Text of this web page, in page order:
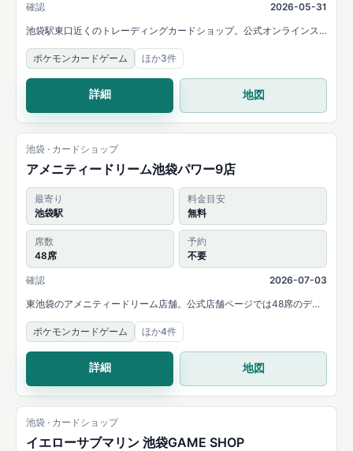
確認
2026-05-31
池袋駅東口近くのトレーディングカードショップ。公式オンラインス
トアと店舗Xで販売、買取、イベント、プレイスペース利用が案内され
ています。
ポケモンカードゲーム ほか3件
詳細 地図
池袋 · カードショップ
アメニティードリーム池袋パワー9店
最寄り
池袋駅
料金目安
無料
席数
48席
予約
不要
確認
2026-07-03
東池袋のアメニティードリーム店舗。公式店舗ページでは48席のデュ
エルスペースと、MTG・遊戯王・ポケモンカード・デュエルマスター
ズ・ONE PIECEカードなど幅広い取扱いを案内しています。
ポケモンカードゲーム ほか4件
詳細 地図
池袋 · カードショップ
イエローサブマリン 池袋GAME SHOP